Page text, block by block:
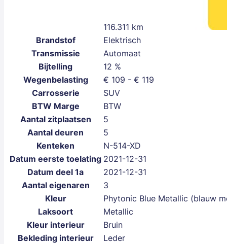
116.311 km
Brandstof
Elektrisch
Transmissie
Automaat
Bijtelling
12 %
Wegenbelasting
€ 109 - € 119
Carrosserie
SUV
BTW Marge
BTW
Aantal zitplaatsen
5
Aantal deuren
5
Kenteken
N-514-XD
Datum eerste toelating 2021-12-31
Datum deel 1a
2021-12-31
Aantal eigenaren
3
Kleur
Phytonic Blue Metallic (blauw
Laksoort
Metallic
Kleur interieur
Bruin
Bekleding interieur
Leder